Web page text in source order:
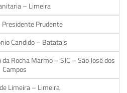
– Limeira
Presidente Prudente
Candido – Batatais
Rocha Marmo – SJC – São José dos
Campos
Limeira – Limeira